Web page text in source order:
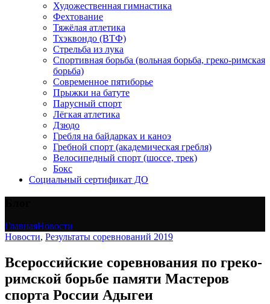
Художественная гимнастика
Фехтование
Тяжёлая атлетика
Тхэквондо (ВТФ)
Стрельба из лука
Спортивная борьба (вольная борьба, греко-римская
борьба)
Современное пятиборье
Прыжки на батуте
Парусный спорт
Лёгкая атлетика
Дзюдо
Гребля на байдарках и каноэ
Гребной спорт (академическая гребля)
Велосипедный спорт (шоссе, трек)
Бокс
Социальный сертификат ДО
ГлавнаяНовости
Новости, Результаты соревнований 2019
Всероссийские соревнования по греко-
римской борьбе памяти Мастеров
спорта России Адыгеи